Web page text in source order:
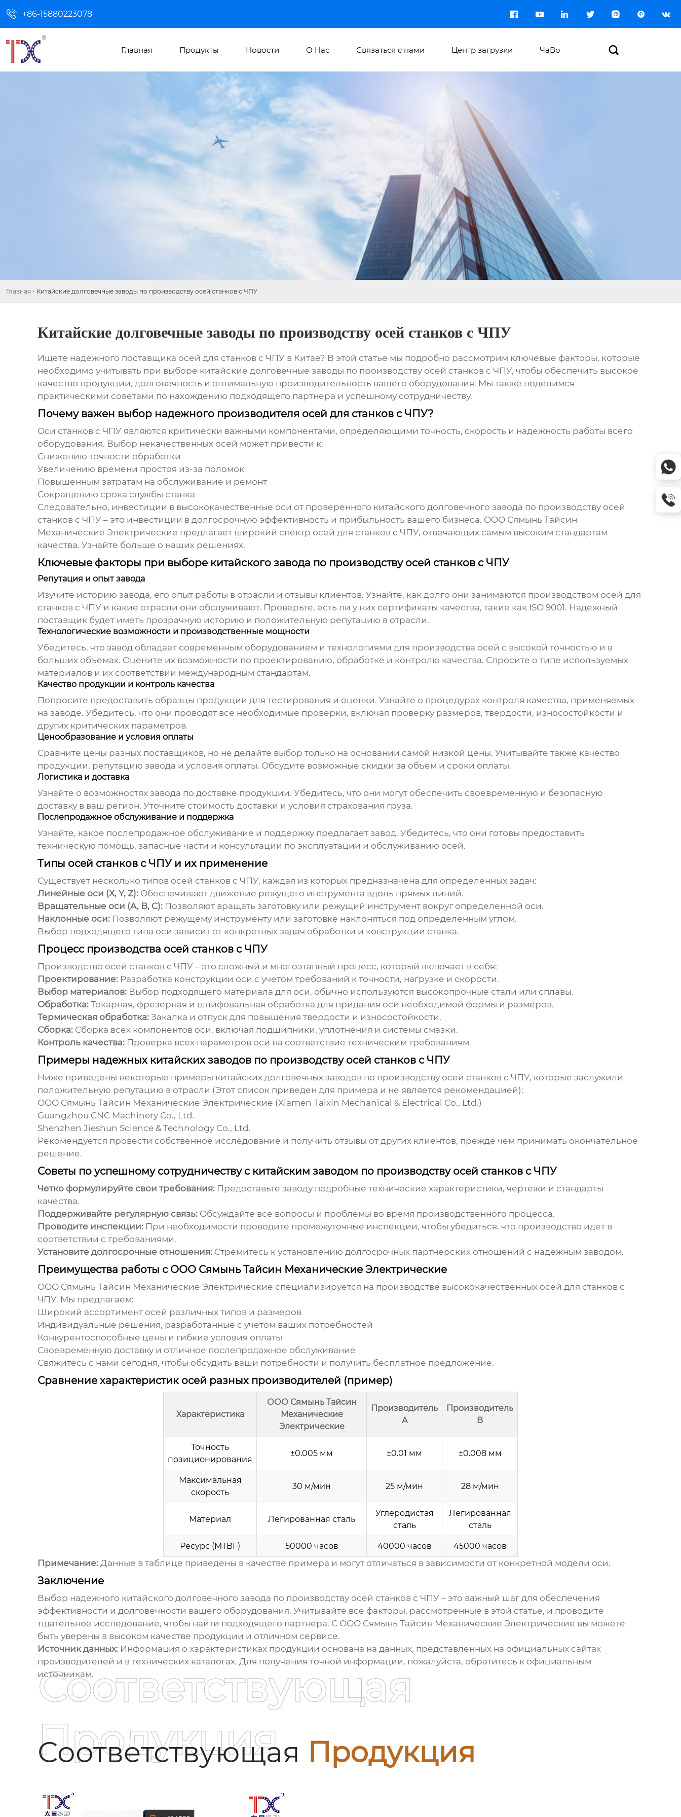
 +86-15880223078       
Главная Продукты Новости О Hас Связаться с нами Центр загрузки ЧаВо 
Главная - Китайские долговечные заводы по производству осей станков с ЧПУ
Китайские долговечные заводы по производству осей станков с ЧПУ
Ищете надежного поставщика осей для станков с ЧПУ в Китае? В этой статье мы подробно рассмотрим ключевые факторы, которые
необходимо учитывать при выборе китайские долговечные заводы по производству осей станков с ЧПУ, чтобы обеспечить высокое
качество продукции, долговечность и оптимальную производительность вашего оборудования. Мы также поделимся
практическими советами по нахождению подходящего партнера и успешному сотрудничеству.
Почему важен выбор надежного производителя осей для станков с ЧПУ?
Оси станков с ЧПУ являются критически важными компонентами, определяющими точность, скорость и надежность работы всего
оборудования. Выбор некачественных осей может привести к:
Снижению точности обработки
Увеличению времени простоя из-за поломок
Повышенным затратам на обслуживание и ремонт
Сокращению срока службы станка
Следовательно, инвестиции в высококачественные оси от проверенного китайского долговечного завода по производству осей
станков с ЧПУ – это инвестиции в долгосрочную эффективность и прибыльность вашего бизнеса. ООО Сямынь Тайсин
Механические Электрические предлагает широкий спектр осей для станков с ЧПУ, отвечающих самым высоким стандартам
качества. Узнайте больше о наших решениях.
Ключевые факторы при выборе китайского завода по производству осей станков с ЧПУ
Репутация и опыт завода
Изучите историю завода, его опыт работы в отрасли и отзывы клиентов. Узнайте, как долго они занимаются производством осей для
станков с ЧПУ и какие отрасли они обслуживают. Проверьте, есть ли у них сертификаты качества, такие как ISO 9001. Надежный
поставщик будет иметь прозрачную историю и положительную репутацию в отрасли.
Технологические возможности и производственные мощности
Убедитесь, что завод обладает современным оборудованием и технологиями для производства осей с высокой точностью и в
больших объемах. Оцените их возможности по проектированию, обработке и контролю качества. Спросите о типе используемых
материалов и их соответствии международным стандартам.
Качество продукции и контроль качества
Попросите предоставить образцы продукции для тестирования и оценки. Узнайте о процедурах контроля качества, применяемых
на заводе. Убедитесь, что они проводят все необходимые проверки, включая проверку размеров, твердости, износостойкости и
других критических параметров.
Ценообразование и условия оплаты
Сравните цены разных поставщиков, но не делайте выбор только на основании самой низкой цены. Учитывайте также качество
продукции, репутацию завода и условия оплаты. Обсудите возможные скидки за объем и сроки оплаты.
Логистика и доставка
Узнайте о возможностях завода по доставке продукции. Убедитесь, что они могут обеспечить своевременную и безопасную
доставку в ваш регион. Уточните стоимость доставки и условия страхования груза.
Послепродажное обслуживание и поддержка
Узнайте, какое послепродажное обслуживание и поддержку предлагает завод. Убедитесь, что они готовы предоставить
техническую помощь, запасные части и консультации по эксплуатации и обслуживанию осей.
Типы осей станков с ЧПУ и их применение
Существует несколько типов осей станков с ЧПУ, каждая из которых предназначена для определенных задач:
Линейные оси (X, Y, Z):Обеспечивают движение режущего инструмента вдоль прямых линий.
Вращательные оси (A, B, C):Позволяют вращать заготовку или режущий инструмент вокруг определенной оси.
Наклонные оси:Позволяют режущему инструменту или заготовке наклоняться под определенным углом.
Выбор подходящего типа оси зависит от конкретных задач обработки и конструкции станка.
Процесс производства осей станков с ЧПУ
Производство осей станков с ЧПУ – это сложный и многоэтапный процесс, который включает в себя:
Проектирование:Разработка конструкции оси с учетом требований к точности, нагрузке и скорости.
Выбор материалов:Выбор подходящего материала для оси, обычно используются высокопрочные стали или сплавы.
Обработка:Токарная, фрезерная и шлифовальная обработка для придания оси необходимой формы и размеров.
Термическая обработка:Закалка и отпуск для повышения твердости и износостойкости.
Сборка:Сборка всех компонентов оси, включая подшипники, уплотнения и системы смазки.
Контроль качества:Проверка всех параметров оси на соответствие техническим требованиям.
Примеры надежных китайских заводов по производству осей станков с ЧПУ
Ниже приведены некоторые примеры китайских долговечных заводов по производству осей станков с ЧПУ, которые заслужили
положительную репутацию в отрасли (Этот список приведен для примера и не является рекомендацией):
ООО Сямынь Тайсин Механические Электрические (Xiamen Taixin Mechanical & Electrical Co., Ltd.)
Guangzhou CNC Machinery Co., Ltd.
Shenzhen Jieshun Science & Technology Co., Ltd.
Рекомендуется провести собственное исследование и получить отзывы от других клиентов, прежде чем принимать окончательное
решение.
Советы по успешному сотрудничеству с китайским заводом по производству осей станков с ЧПУ
Четко формулируйте свои требования:Предоставьте заводу подробные технические характеристики, чертежи и стандарты
качества.
Поддерживайте регулярную связь:Обсуждайте все вопросы и проблемы во время производственного процесса.
Проводите инспекции:При необходимости проводите промежуточные инспекции, чтобы убедиться, что производство идет в
соответствии с требованиями.
Установите долгосрочные отношения:Стремитесь к установлению долгосрочных партнерских отношений с надежным заводом.
Преимущества работы с ООО Сямынь Тайсин Механические Электрические
ООО Сямынь Тайсин Механические Электрические специализируется на производстве высококачественных осей для станков с
ЧПУ. Мы предлагаем:
Широкий ассортимент осей различных типов и размеров
Индивидуальные решения, разработанные с учетом ваших потребностей
Конкурентоспособные цены и гибкие условия оплаты
Своевременную доставку и отличное послепродажное обслуживание
Свяжитесь с нами сегодня, чтобы обсудить ваши потребности и получить бесплатное предложение.
Сравнение характеристик осей разных производителей (пример)
Характеристика
ООО Сямынь Тайсин
Механические
Электрические
Производитель
A
Производитель
B
Точность
позиционирования
±0.005 мм ±0.01 мм ±0.008 мм
Максимальная
скорость
30 м/мин 25 м/мин 28 м/мин
Материал Легированная сталь
Углеродистая
сталь
Легированная
сталь
Ресурс (MTBF) 50000 часов 40000 часов 45000 часов
Примечание:Данные в таблице приведены в качестве примера и могут отличаться в зависимости от конкретной модели оси.
Заключение
Выбор надежного китайского долговечного завода по производству осей станков с ЧПУ – это важный шаг для обеспечения
эффективности и долговечности вашего оборудования. Учитывайте все факторы, рассмотренные в этой статье, и проводите
тщательное исследование, чтобы найти подходящего партнера. С ООО Сямынь Тайсин Механические Электрические вы можете
быть уверены в высоком качестве продукции и отличном сервисе.
Источник данных:Информация о характеристиках продукции основана на данных, представленных на официальных сайтах
производителей и в технических каталогах. Для получения точной информации, пожалуйста, обратитесь к официальным
источникам.
Соответствующая Продукция
Соответствующая
Продукция